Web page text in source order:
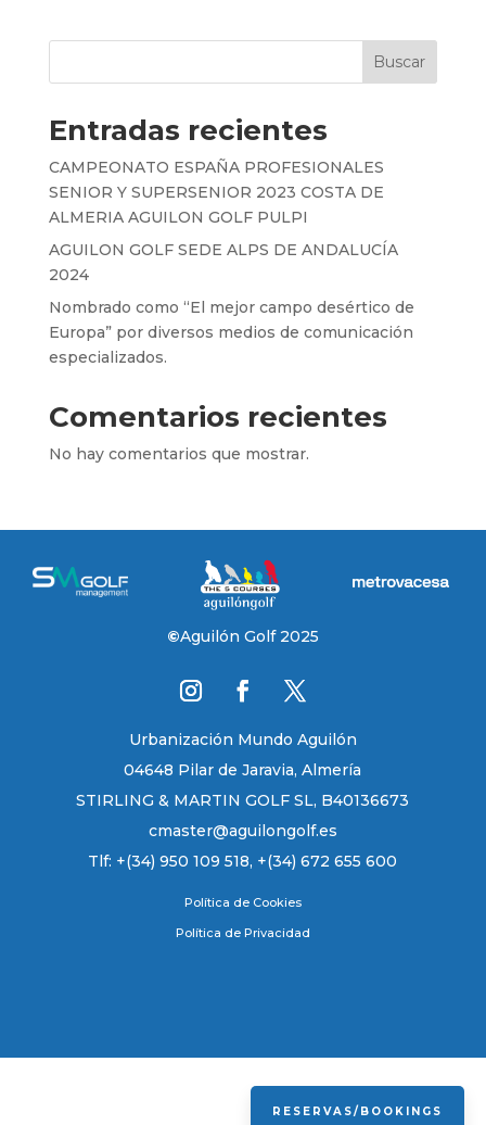
Buscar
Entradas recientes
CAMPEONATO ESPAÑA PROFESIONALES
SENIOR Y SUPERSENIOR 2023 COSTA DE
ALMERIA AGUILON GOLF PULPI
AGUILON GOLF SEDE ALPS DE ANDALUCÍA
2024
Nombrado como “El mejor campo desértico de
Europa” por diversos medios de comunicación
especializados.
Comentarios recientes
No hay comentarios que mostrar.
©Aguilón Golf 2025
Urbanización Mundo Aguilón
04648 Pilar de Jaravia, Almería
STIRLING & MARTIN GOLF SL, B40136673
cmaster@aguilongolf.es
Tlf: +(34) 950 109 518, +(34) 672 655 600
Política de Cookies
Política de Privacidad
RESERVAS/BOOKINGS